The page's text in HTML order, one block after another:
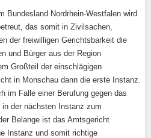
Bundesland Nordrhein-Westfalen wird
das somit in Zivilsachen,
der freiwilligen Gerichtsbarkeit die
und Bürger aus der Region
Großteil der einschlägigen
in Monschau dann die erste Instanz.
im Falle einer Berufung gegen das
der nächsten Instanz zum
Belange ist das Amtsgericht
Instanz und somit richtige